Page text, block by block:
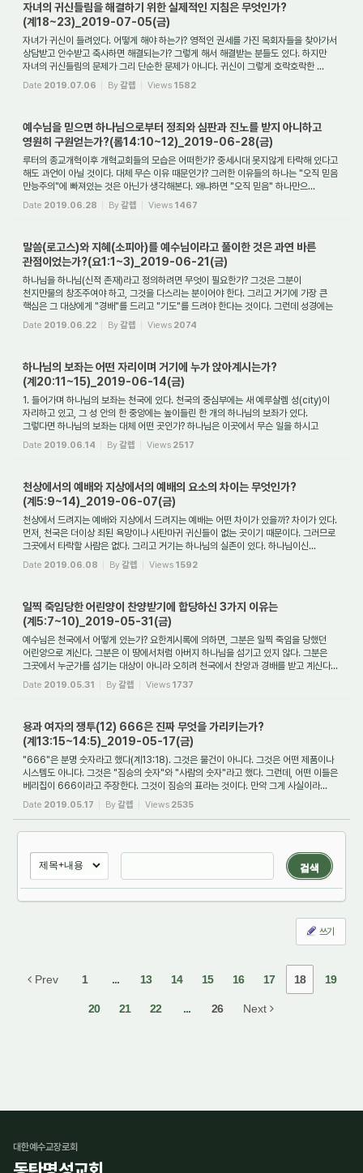
자녀의 귀신들림을 해결하기 위한 실제적인 지침은 무엇인가?
(계18~23)_2019-07-05(금)
자녀가 귀신이 들려있다. 어떻게 해야 하는가? 영적인 권세를 가진 목회자들을 찾아가서
상담받고 안수받고 축사하면 해결되는가? 그렇게 해서 해결받는 분들도 있다. 하지만
자녀의 귀신들림의 문제가 그리 단순한 문제가 아니다. 귀신이 그렇게 호락호락한 ...
Date 2019.07.06 By갈렙 Views 1582
예수님을 믿으면 하나님으로부터 정죄와 심판과 진노를 받지 아니하고
영원히 구원얻는가?(롬14:10~12)_2019-06-28(금)
루터의 종교개혁이후 개혁교회들의 모습은 어떠한가? 중세시대 못지않게 타락해 있다고
해도 과언이 아닐 것이다. 대체 무슨 이유 때문인가? 그러한 이유들의 하나는 "오직 믿음
만능주의"에 빠져있는 것은 아닌가 생각해본다. 왜냐하면 "오직 믿음" 하나만으...
Date 2019.06.28 By갈렙 Views 1467
말씀(로고스)와 지혜(소피아)를 예수님이라고 풀이한 것은 과연 바른
관점이었는가?(요1:1~3)_2019-06-21(금)
하나님을 하나님(신적 존재)라고 정의하려면 무엇이 필요한가? 그것은 그분이
천지만물의 창조주여야 하고, 그것을 다스리는 분이어야 한다. 그리고 거기에 가장 큰
핵심은 그 대상에게 "경배"를 드리고 "기도"를 드려야 한다는 것이다. 그런데 성경에는
"말씀...
Date 2019.06.22 By갈렙 Views 2074
하나님의 보좌는 어떤 자리이며 거기에 누가 앉아계시는가?
(계20:11~15)_2019-06-14(금)
1. 들어가며 하나님의 보좌는 천국에 있다. 천국의 중심부에는 새 예루살렘 성(city)이
자리하고 있고, 그 성 안의 한 중앙에는 높이들린 한 개의 하나님의 보좌가 있다.
그렇다면 하나님의 보좌는 대체 어떤 곳인가? 하나님은 이곳에서 무슨 일을 하시고
계시...
Date 2019.06.14 By갈렙 Views 2517
천상에서의 예배와 지상에서의 예배의 요소의 차이는 무엇인가?
(계5:9~14)_2019-06-07(금)
천상에서 드려지는 예배와 지상에서 드려지는 예배는 어떤 차이가 있을까? 차이가 있다.
먼저, 천국은 더이상 죄된 욕망이나 사탄마귀 귀신들이 없는 곳이기 때문이다. 그러므로
그곳에서 타락할 사람은 없다. 그리고 거기는 하나님의 실존이 있다. 하나님이신...
Date 2019.06.08 By갈렙 Views 1592
일찍 죽임당한 어린양이 찬양받기에 합당하신 3가지 이유는
(계5:7~10)_2019-05-31(금)
예수님은 천국에서 어떻게 있는가? 요한계시록에 의하면, 그분은 일찍 죽임을 당했던
어린양으로 계신다. 그분은 이 땅에서처럼 아버지 하나님을 섬기고 있지 않다. 그분은
그곳에서 누군가를 섬기는 대상이 아니라 오히려 천국에서 찬양과 경배를 받고 계신다...
Date 2019.05.31 By갈렙 Views 1737
용과 여자의 쟁투(12) 666은 진짜 무엇을 가리키는가?
(계13:15~14:5)_2019-05-17(금)
"666"은 분명 숫자라고 했다(계13:18). 그것은 물건이 아니다. 그것은 어떤 제품이나
시스템도 아니다. 그것은 "짐승의 숫자"와 "사람의 숫자"라고 했다. 그런데, 어떤 이들은
베리칩이 666이라고 주장한다. 그것이 짐승의 표라는 것이다. 만약 그게 사실이라...
Date 2019.05.17 By갈렙 Views 2535
검색
쓰기
Prev 1 ... 13 14 15 16 17 18 19
20 21 22 ... 26 Next
대한예수교장로회